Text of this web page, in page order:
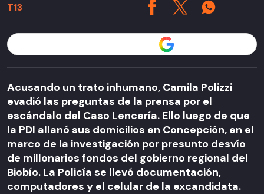
T13
Acusando un trato inhumano, Camila Polizzi
evadió las preguntas de la prensa por el
escándalo del Caso Lencería. Ello luego de que
la PDI allanó sus domicilios en Concepción, en el
marco de la investigación por presunto desvío
de millonarios fondos del gobierno regional del
Biobío. La Policía se llevó documentación,
computadores y el celular de la excandidata.